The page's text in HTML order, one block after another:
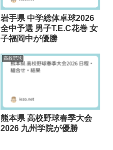
岩手県 中学総体卓球2026
全中予選 男子T.E.C花巻 女
子福岡中が優勝
高校野球
熊本県 高校野球春季大会
2026 九州学院が優勝